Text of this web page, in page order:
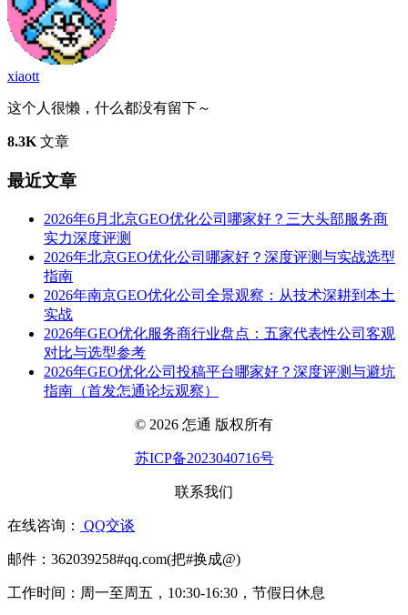
xiaott
这个人很懒，什么都没有留下～
8.3K 文章
最近文章
2026年6月北京GEO优化公司哪家好？三大头部服务商
实力深度评测
2026年北京GEO优化公司哪家好？深度评测与实战选型
指南
2026年南京GEO优化公司全景观察：从技术深耕到本土
实战
2026年GEO优化服务商行业盘点：五家代表性公司客观
对比与选型参考
2026年GEO优化公司投稿平台哪家好？深度评测与避坑
指南（首发怎通论坛观察）
© 2026 怎通 版权所有
苏ICP备2023040716号
联系我们
在线咨询： QQ交谈
邮件：362039258#qq.com(把#换成@)
工作时间：周一至周五，10:30-16:30，节假日休息